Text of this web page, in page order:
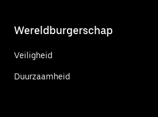
Wereldburgerschap
Veiligheid
Duurzaamheid